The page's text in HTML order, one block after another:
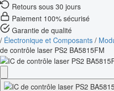
Retours sous 30 jours
Paiement 100% sécurisé
Garantie de qualité
/ Électronique et Composants /
de contrôle laser PS2 BA5815FM